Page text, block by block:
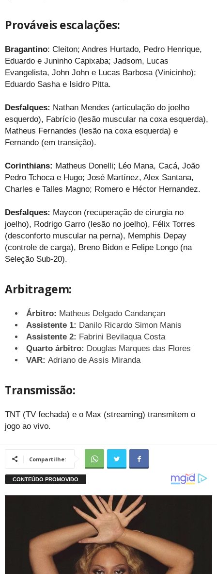
Prováveis escalações:
Bragantino: Cleiton; Andres Hurtado, Pedro Henrique,
Eduardo e Juninho Capixaba; Jadsom, Lucas
Evangelista, John John e Lucas Barbosa (Vinicinho);
Eduardo Sasha e Isidro Pitta.
Desfalques: Nathan Mendes (articulação do joelho
esquerdo), Fabrício (lesão muscular na coxa esquerda),
Matheus Fernandes (lesão na coxa esquerda) e
Fernando (em transição).
Corinthians: Matheus Donelli; Léo Mana, Cacá, João
Pedro Tchoca e Hugo; José Martínez, Alex Santana,
Charles e Talles Magno; Romero e Héctor Hernandez.
Desfalques: Maycon (recuperação de cirurgia no
joelho), Rodrigo Garro (lesão no joelho), Félix Torres
(desconforto muscular na perna), Memphis Depay
(controle de carga), Breno Bidon e Felipe Longo (na
Seleção Sub-20).
Arbitragem:
Árbitro: Matheus Delgado Candançan
Assistente 1: Danilo Ricardo Simon Manis
Assistente 2: Fabrini Bevilaqua Costa
Quarto árbitro: Douglas Marques das Flores
VAR: Adriano de Assis Miranda
Transmissão:
TNT (TV fechada) e o Max (streaming) transmitem o
jogo ao vivo.
Compartilhe: